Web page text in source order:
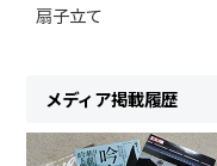
扇子立て
メディア掲載履歴